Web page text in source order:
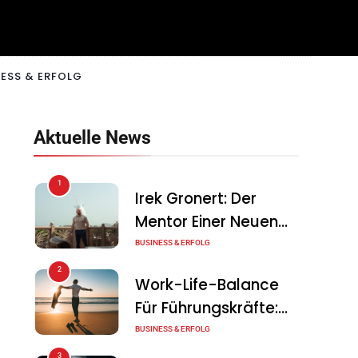
& ERFOLG
Aktuelle News
1
Irek Gronert: Der
Mentor Einer Neuen
Generation Von
BUSINESS & ERFOLG
2
Work-Life-Balance
Für Führungskräfte:
Illusion Oder Echte
BUSINESS & ERFOLG
3